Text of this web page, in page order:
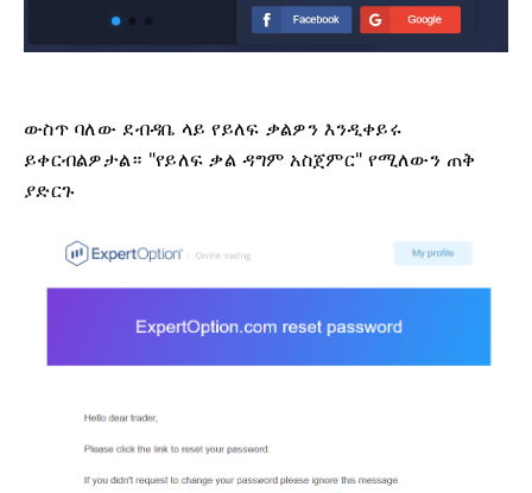
ውስጥ ባለው ደብዳቤ ላይ የይለፍ ቃልዎን እንዲቀይሩ
ይቀርብልዎታል። "የይለፍ ቃል ዳግም አስጀምር" የሚለውን ጠቅ
ያድርጉ